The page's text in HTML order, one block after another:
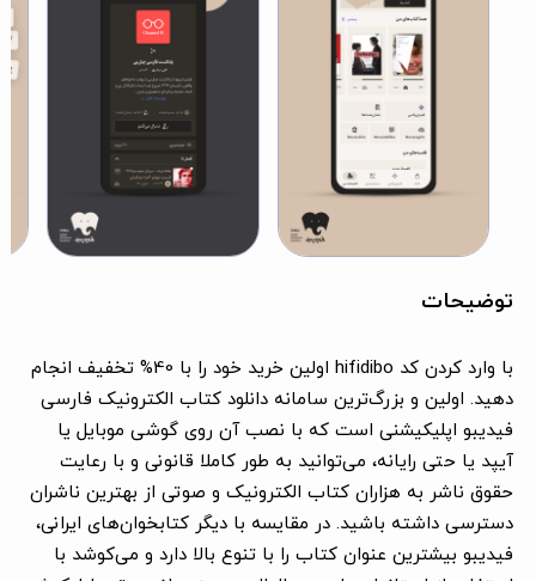
توضیحات
با وارد کردن کد hifidibo اولین خرید خود را با 40% تخفیف انجام
دهید. اولین و بزرگ‌ترین سامانه دانلود کتاب الکترونیک فارسی
فیدیبو اپلیکیشنی است که با نصب آن روی گوشی موبایل یا
آیپد یا حتی رایانه، می‌توانید به طور کاملا قانونی و با رعایت
حقوق ناشر به هزاران کتاب الکترونیک و صوتی از بهترین ناشران
دسترسی داشته باشید. در مقایسه با دیگر کتابخوان‌های ایرانی،
فیدیبو بیشترین عنوان کتاب را با تنوع بالا دارد و می‌کوشد با